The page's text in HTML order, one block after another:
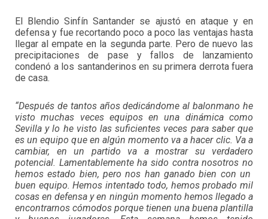
El Blendio Sinfín Santander se ajustó en ataque y en
defensa y fue recortando poco a poco las ventajas hasta
llegar al empate en la segunda parte. Pero de nuevo las
precipitaciones de pase y fallos de lanzamiento
condenó a los santanderinos en su primera derrota fuera
de casa.
“Después de tantos años dedicándome al balonmano he
visto muchas veces equipos en una dinámica como
Sevilla y lo he visto las suficientes veces para saber que
es un equipo que en algún momento va a hacer clic. Va a
cambiar, en un partido va a mostrar su verdadero
potencial. Lamentablemente ha sido contra nosotros no
hemos estado bien, pero nos han ganado bien con un
buen equipo. Hemos intentado todo, hemos probado mil
cosas en defensa y en ningún momento hemos llegado a
encontrarnos cómodos porque tienen una buena plantilla